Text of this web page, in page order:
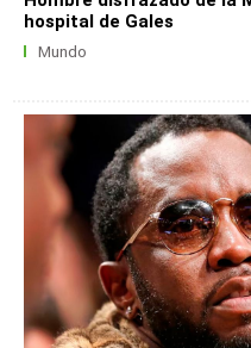
hospital de Gales
Mundo